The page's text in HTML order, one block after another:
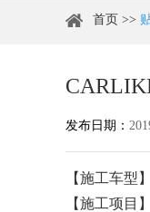
首页 >>
发布日期：
【施工车型
【施工项目